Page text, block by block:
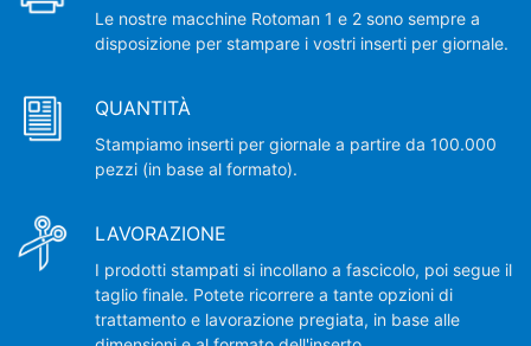
Le nostre macchine Rotoman 1 e 2 sono sempre a
disposizione per stampare i vostri inserti per giornale.
QUANTITÀ
Stampiamo inserti per giornale a partire da 100.000
pezzi (in base al formato).
LAVORAZIONE
I prodotti stampati si incollano a fascicolo, poi segue il
taglio finale. Potete ricorrere a tante opzioni di
trattamento e lavorazione pregiata, in base alle